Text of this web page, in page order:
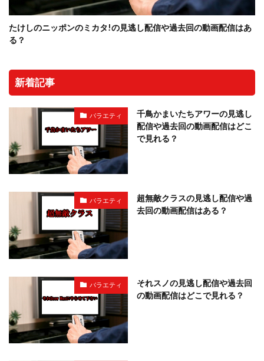
たけしのニッポンのミカタ!の見逃し配信や過去回の動画配信はあ
る？
新着記事
バラエティ
千鳥かまいたちアワーの見逃し
配信や過去回の動画配信はどこ
で見れる？
バラエティ
超無敵クラスの見逃し配信や過
去回の動画配信はある？
バラエティ
それスノの見逃し配信や過去回
の動画配信はどこで見れる？